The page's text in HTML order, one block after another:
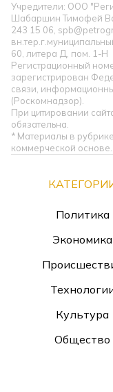
Учредители: ООО
Шабаршин Тимофей
243 15 06,
60, литера Д, пом. 1-Н
Регистрационный
зарегистрирован
связи,
(Роскомнадзор).
При цитировании
обязательна.
* Материалы в
коммерческой основе.
Политика
Экономика
Культура
Общество